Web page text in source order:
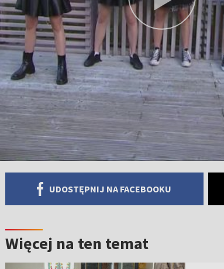
UDOSTĘPNIJ NA FACEBOOKU
Więcej na ten temat